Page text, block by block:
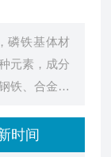
磷铁基体材
元素，成分
铁、合金冶
时间